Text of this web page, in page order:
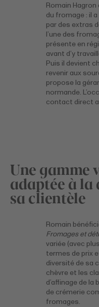
Romain
du fromage : il a
par des extras
l’une des
présente en
avant d’y
Puis il devient
revenir aux
propose la
normande.
contact direct
Une gamme
adaptée à la
sa clientèle
Romain
Fromages et
variée (avec
termes de prix
diversité de sa
chèvre et les
d’affinage de
de crémerie
fromages.